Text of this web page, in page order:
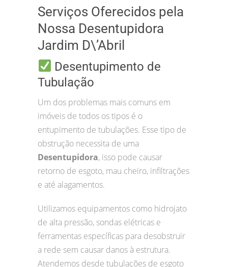
Serviços Oferecidos pela
Nossa Desentupidora
Jardim D\’Abril
Desentupimento de
Tubulação
Um dos problemas mais comuns em
imóveis de todos os tipos é o
entupimento de tubulações. Esse tipo de
obstrução necessita de uma
Desentupidora, isso pode causar
retorno de esgoto, mau cheiro, infiltrações
e até alagamentos.
Utilizamos equipamentos como hidrojato
de alta pressão, sondas elétricas e
ferramentas específicas para desobstruir
a rede sem causar danos à estrutura.
Atendemos desde tubulações de esgoto